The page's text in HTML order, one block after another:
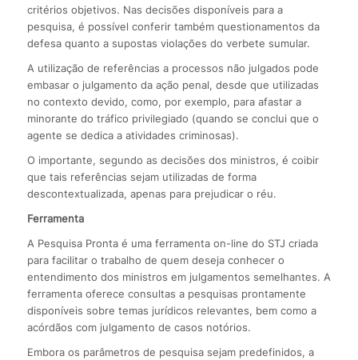
critérios objetivos. Nas decisões disponíveis para a
pesquisa, é possível conferir também questionamentos da
defesa quanto a supostas violações do verbete sumular.
A utilização de referências a processos não julgados pode
embasar o julgamento da ação penal, desde que utilizadas
no contexto devido, como, por exemplo, para afastar a
minorante do tráfico privilegiado (quando se conclui que o
agente se dedica a atividades criminosas).
O importante, segundo as decisões dos ministros, é coibir
que tais referências sejam utilizadas de forma
descontextualizada, apenas para prejudicar o réu.
Ferramenta
A Pesquisa Pronta é uma ferramenta on-line do STJ criada
para facilitar o trabalho de quem deseja conhecer o
entendimento dos ministros em julgamentos semelhantes. A
ferramenta oferece consultas a pesquisas prontamente
disponíveis sobre temas jurídicos relevantes, bem como a
acórdãos com julgamento de casos notórios.
Embora os parâmetros de pesquisa sejam predefinidos, a